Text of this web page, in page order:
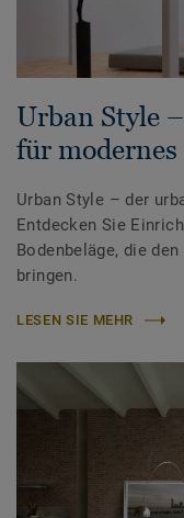
Urban Style
für modernes
Urban Style – der
Entdecken Sie
Bodenbeläge, die
bringen.
LESEN SIE MEHR